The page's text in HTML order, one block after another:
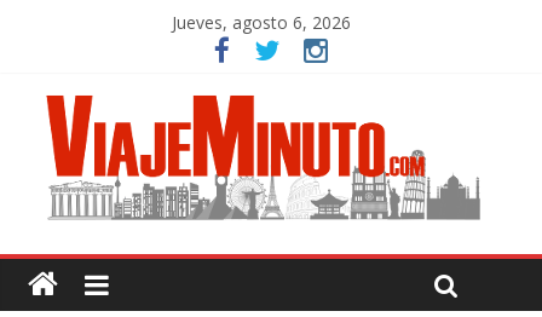
Jueves, agosto 6, 2026